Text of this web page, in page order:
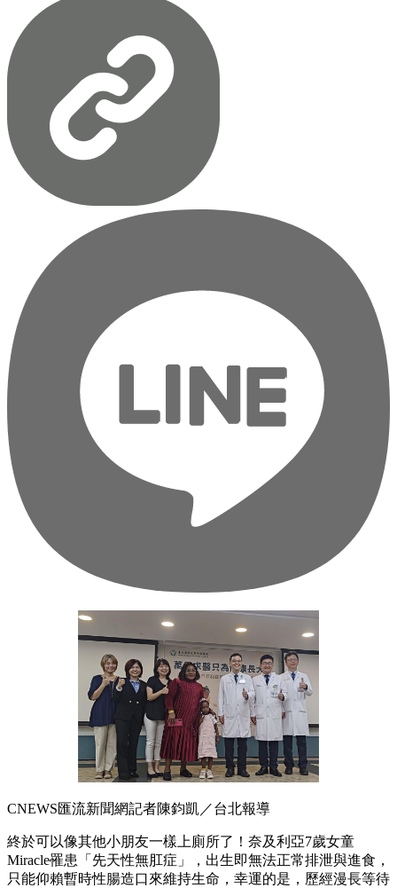
CNEWS匯流新聞網記者陳鈞凱／台北報導
終於可以像其他小朋友一樣上廁所了！奈及利亞7歲女童
Miracle罹患「先天性無肛症」，出生即無法正常排泄與進食，
只能仰賴暫時性腸造口來維持生命，幸運的是，歷經漫長等待